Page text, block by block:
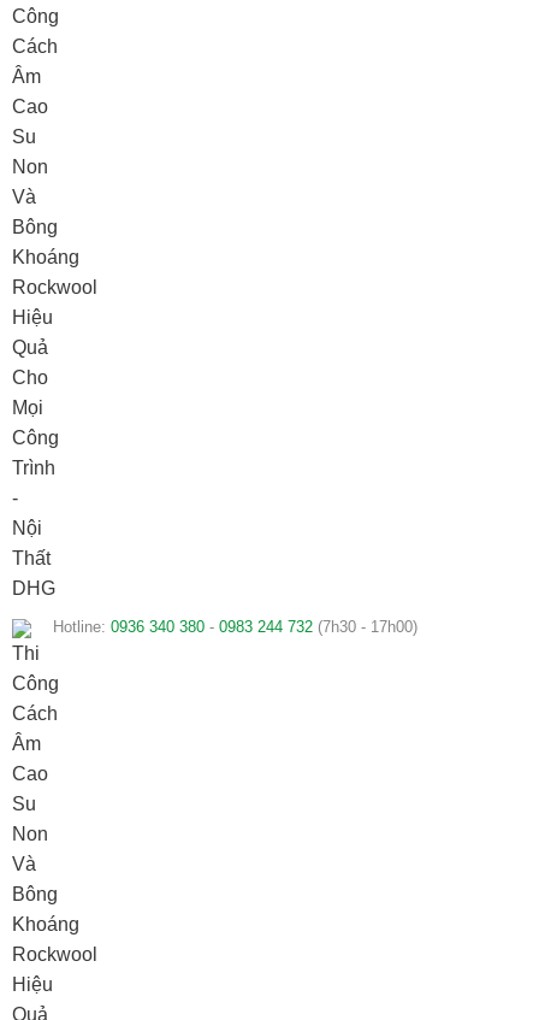
Hotline: 0936 340 380- 0983 244 732(7h30 - 17h00)